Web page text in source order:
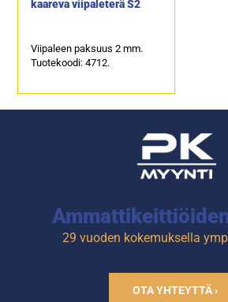
kaareva viipaleterä S2
Viipaleen paksuus 2 mm.
Tuotekoodi: 4712.
29 vuoden kokemuksella
OTA YHTEYTTÄ ›